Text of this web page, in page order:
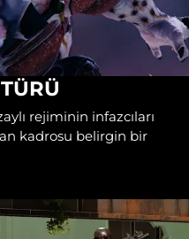
rejiminin infazcıları
kadrosu belirgin bir